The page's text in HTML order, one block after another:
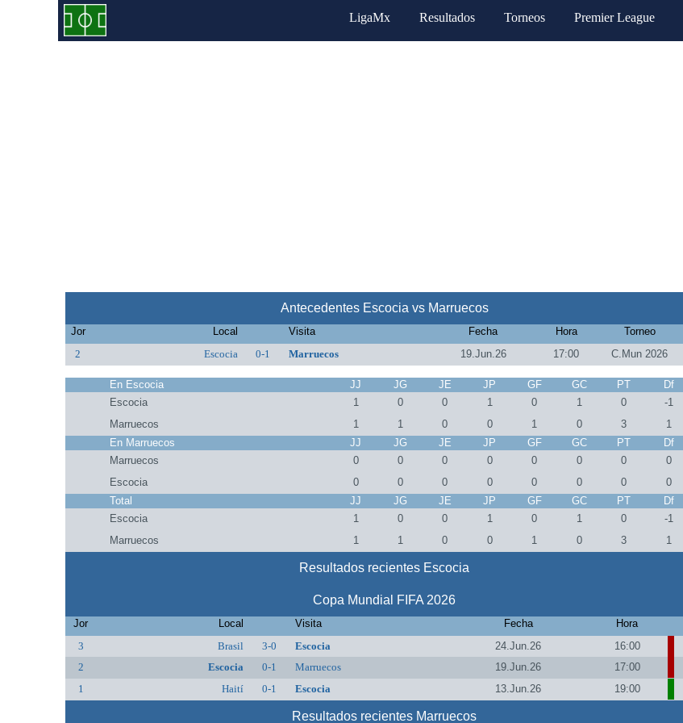
LigaMx Resultados Torneos Premier League
Antecedentes Escocia vs Marruecos
Jor Local Visita Fecha Hora
Torneo
2
Escocia 0-1 Marruecos 19.Jun.26 17:00 C.Mun 2026
En Escocia JJ JG JE JP GF GC PT
Df
Escocia
1 0 0 1 0 1 0
-1
Marruecos
1 1 0 0 1 0 3
1
En Marruecos
JJ JG JE JP GF GC PT
Df
Marruecos
0 0 0 0 0 0 0
0
Escocia
0 0 0 0 0 0 0
0
Total
JJ JG JE JP GF GC PT
Df
Escocia
1 0 0 1 0 1 0
-1
Marruecos
1 1 0 0 1 0 3 1
Resultados recientes Escocia
Copa Mundial FIFA 2026
Jor Local Visita Fecha
Hora
3
Brasil 3-0 Escocia 24.Jun.26
16:00
2
Escocia 0-1 Marruecos 19.Jun.26
17:00
1
Haití 0-1 Escocia 13.Jun.26 19:00
Resultados recientes Marruecos